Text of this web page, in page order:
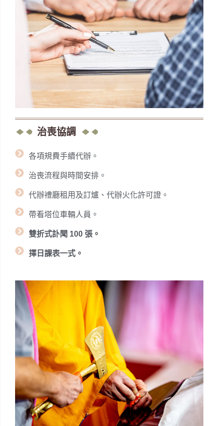
治喪協調
各項規費手續代辦。
治喪流程與時間安排。
代辦禮廳租用及訂爐、代辦火化許可證。
帶看塔位車輛人員。
雙折式訃聞 100 張。
擇日課表一式。